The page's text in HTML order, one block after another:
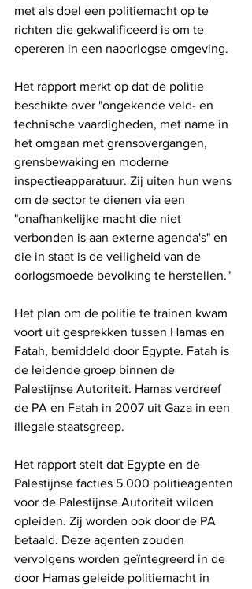
met als doel een politiemacht op te
richten die gekwalificeerd is om te
opereren in een naoorlogse omgeving.
Het rapport merkt op dat de politie
beschikte over "ongekende veld- en
technische vaardigheden, met name in
het omgaan met grensovergangen,
grensbewaking en moderne
inspectieapparatuur. Zij uiten hun wens
om de sector te dienen via een
"onafhankelijke macht die niet
verbonden is aan externe agenda's" en
die in staat is de veiligheid van de
oorlogsmoede bevolking te herstellen."
Het plan om de politie te trainen kwam
voort uit gesprekken tussen Hamas en
Fatah, bemiddeld door Egypte. Fatah is
de leidende groep binnen de
Palestijnse Autoriteit. Hamas verdreef
de PA en Fatah in 2007 uit Gaza in een
illegale staatsgreep.
Het rapport stelt dat Egypte en de
Palestijnse facties 5.000 politieagenten
voor de Palestijnse Autoriteit wilden
opleiden. Zij worden ook door de PA
betaald. Deze agenten zouden
vervolgens worden geïntegreerd in de
door Hamas geleide politiemacht in